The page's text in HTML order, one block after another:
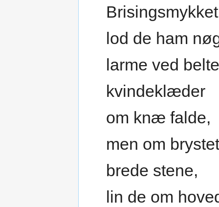
lod de ham
larme ved
kvindeklæder
om knæ falde,
men om brystet
brede stene,
lin de om